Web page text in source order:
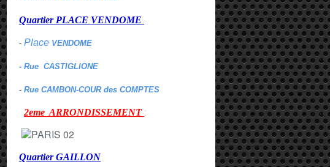
Quartier PLACE VENDOME
- Place VENDOME
- Rue CASTIGLIONE
- Rue CAMBON-COUR des COMPTES
2eme ARRONDISSEMENT :
Quartier GAILLON